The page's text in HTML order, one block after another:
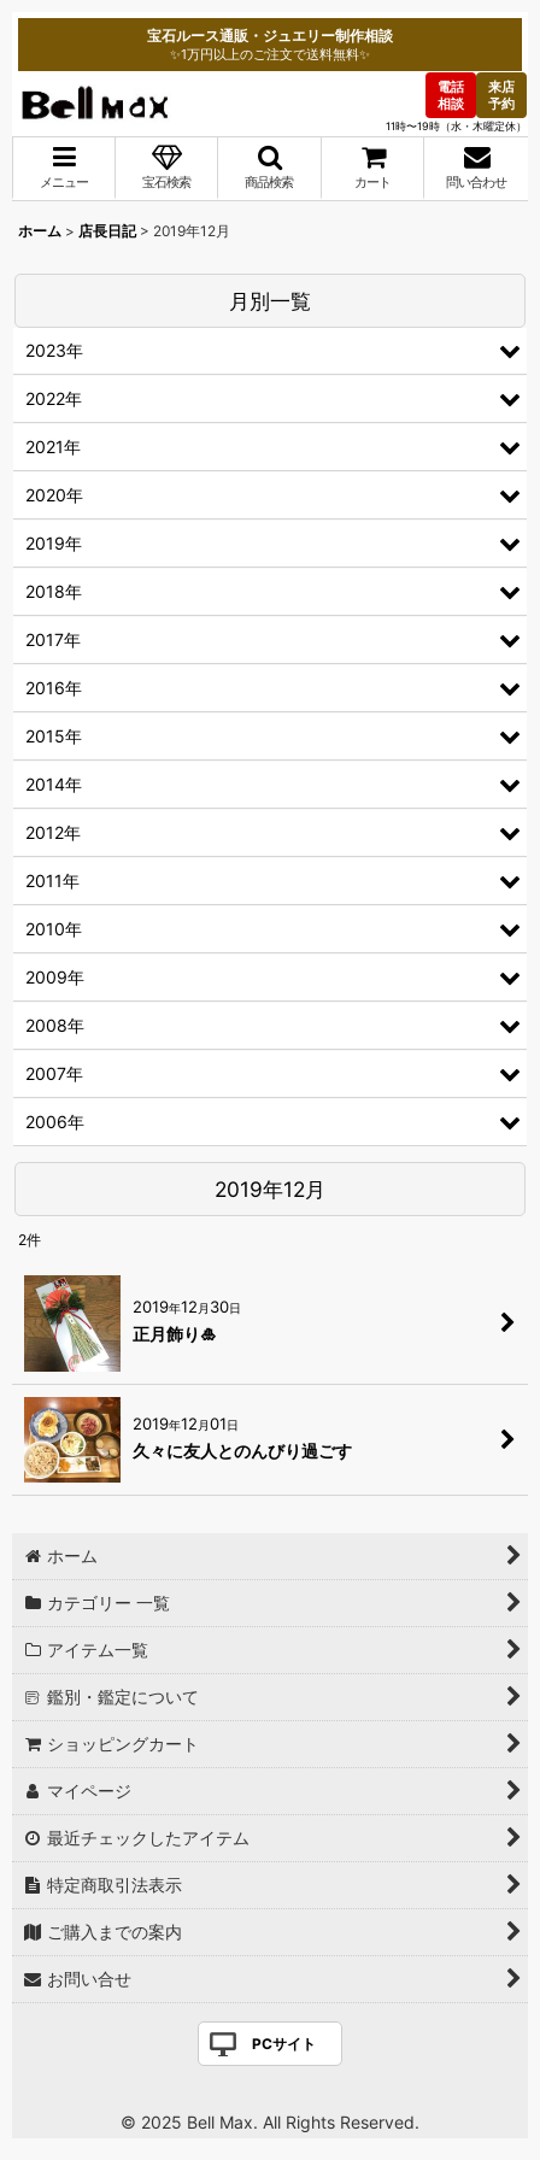
宝石ルース通販・ジュエリー制作相談
✨1万円以上のご注文で送料無料✨
電話
相談
来店
予約
11時〜19時（水・木曜定休）
メニュー 宝石検索 商品検索 カート 問い合わせ
ホーム > 店長日記 > 2019年12月
2019年12月
2件
2019年12 月 30日
正月飾り🎍
2019年12 月01日
久々に友人とのんびり過ごす
月別一覧
2023年
2022年
2021年
2020年
2019年
2018年
2017年
2016年
2015年
2014年
2012年
2011年
2010年
2009年
2008年
2007年
2006年
ホーム
カテゴリー 一覧
アイテム一覧
鑑別・鑑定について
ショッピングカート
マイページ
最近チェックしたアイテム
特定商取引法表示
ご購入までの案内
お問い合せ
PCサイト
© 2025 Bell Max. All Rights Reserved.